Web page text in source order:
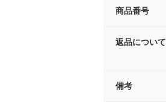
商品番号
返品について
備考